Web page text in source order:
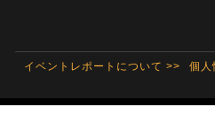
イベントレポートについて >> 個人